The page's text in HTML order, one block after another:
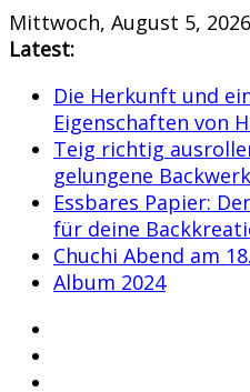
Skip
to
Mittwoch, August 5, 2026
Latest:
Die Herkunft und
Eigenschaften von
Teig richtig
gelungene
Essbares Papier:
für deine
Chuchi Abend am
Album 2024